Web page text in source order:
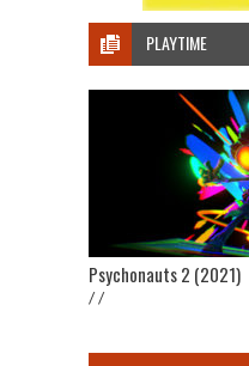
PLAYTIME
Psychonauts 2 (2021)
/ /